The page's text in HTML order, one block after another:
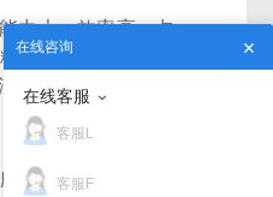
力大、效率高、占
、食品等行业的污
物、油脂、胶类物
。其时间、药量和
在线咨询
在线客服
客服L
客服F